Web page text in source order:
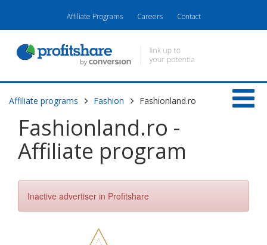
Affiliate Programs Careers Contact
Affiliate programs Fashion Fashionland.ro
Fashionland.ro -
Affiliate program
Inactive advertiser in Profitshare